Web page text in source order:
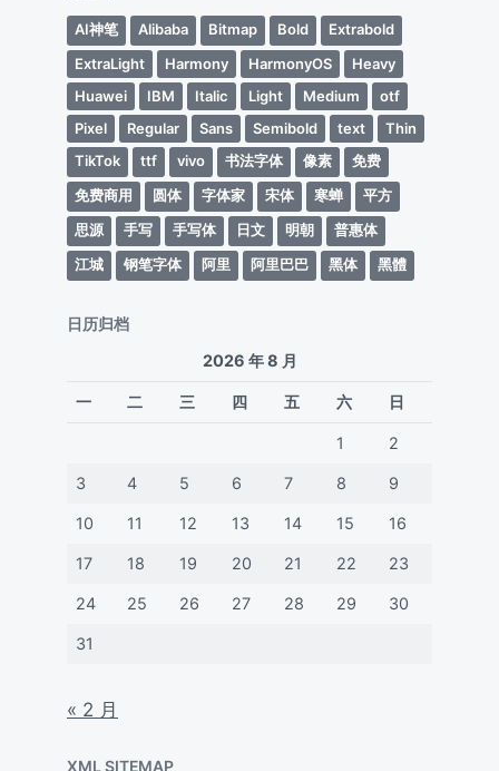
AI神笔 Alibaba Bitmap Bold
Extrabold
ExtraLight
Harmony HarmonyOS
Heavy
Huawei
IBM Italic Light Medium
otf
Pixel
Regular Sans Semibold text
Thin
TikTok
ttf vivo 书法字体 像素
免费
免费商用
圆体 字体家 宋体 寒蝉
平方
思源
手写 手写体 日文 明朝
普惠体
江城
钢笔字体 阿里 阿里巴巴 黑体 黑體
日历归档
2026 年 8 月
一 二 三 四 五 六 日
1 2
3 4 5 6 7 8 9
10 11 12 13 14 15 16
17 18 19 20 21 22 23
24 25 26 27 28 29 30
31
« 2 月
XML SITEMAP